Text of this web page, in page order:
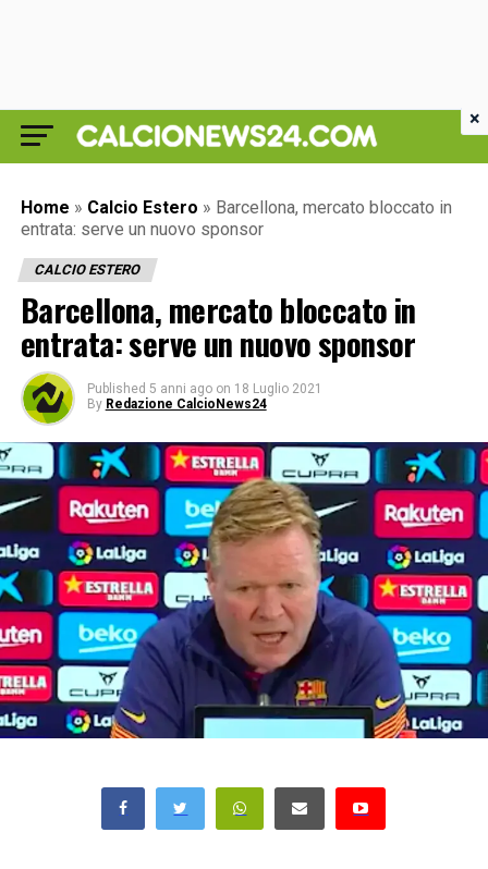
Home » Calcio Estero » Barcellona, mercato bloccato in
entrata: serve un nuovo sponsor
CALCIO ESTERO
Barcellona, mercato bloccato in
entrata: serve un nuovo sponsor
Published 5 anni ago on 18 Luglio 2021
By Redazione CalcioNews24
×